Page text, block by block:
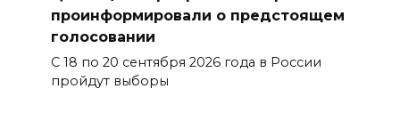
проинформировали о предстоящем
голосовании
С 18 по 20 сентября 2026 года в России
пройдут выборы